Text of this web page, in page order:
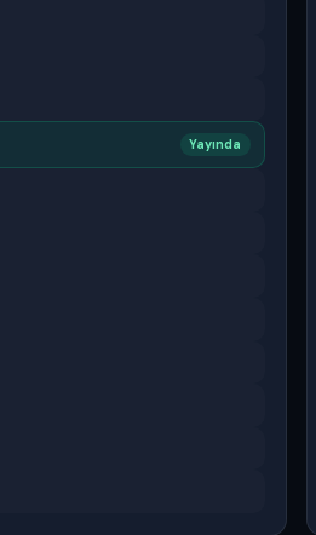
Yayında